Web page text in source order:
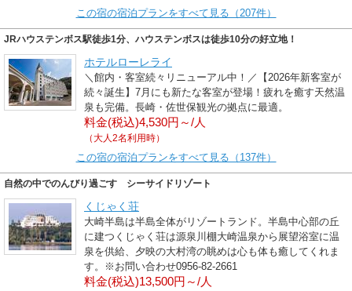
この宿の宿泊プランをすべて見る（207件）
JRハウステンボス駅徒歩1分、ハウステンボスは徒歩10分の好立地！
ホテルローレライ
＼館内・客室続々リニューアル中！／【2026年新客室が
続々誕生】7月にも新たな客室が登場！疲れを癒す天然温
泉も完備。長崎・佐世保観光の拠点に最適。
料金(税込)4,530円～/人
（大人2名利用時）
この宿の宿泊プランをすべて見る（137件）
自然の中でのんびり過ごす シーサイドリゾート
くじゃく荘
大崎半島は半島全体がリゾートランド。半島中心部の丘
に建つくじゃく荘は源泉川棚大崎温泉から展望浴室に温
泉を供給、夕映の大村湾の眺めは心も体も癒してくれま
す。※お問い合わせ0956-82-2661
料金(税込)13,500円～/人